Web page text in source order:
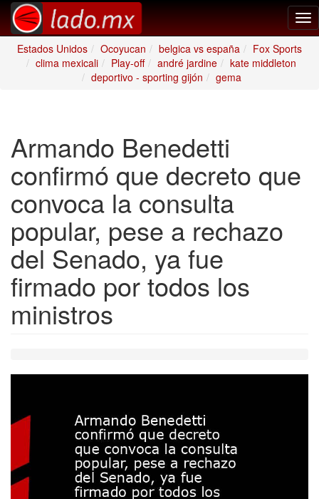
Estados Unidos
Ocoyucan belgica vs españa
Fox Sports
clima mexicali
Play-off andré jardine
kate middleton
deportivo - sporting gijón
gema
Armando Benedetti
confirmó que decreto que
convoca la consulta
popular, pese a rechazo
del Senado, ya fue
firmado por todos los
ministros